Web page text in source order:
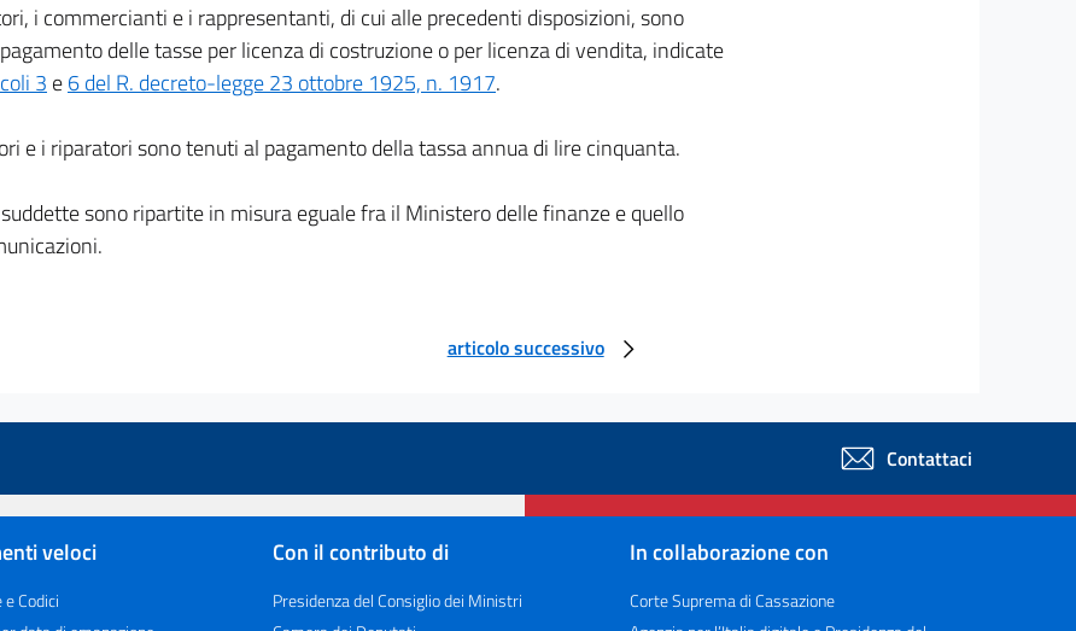
i commercianti e i rappresentanti, di cui alle precedenti disposizioni, sono
delle tasse per licenza di costruzione o per licenza di vendita, indicate
3 e6 del R. decreto-legge 23 ottobre 1925, n. 1917.
e i riparatori sono tenuti al pagamento della tassa annua di lire cinquanta.
sono ripartite in misura eguale fra il Ministero delle finanze e quello
articolo successivo
Contattaci
veloci
Codici
Con il contributo di
Presidenza del Consiglio dei Ministri
In collaborazione con
Corte Suprema di Cassazione